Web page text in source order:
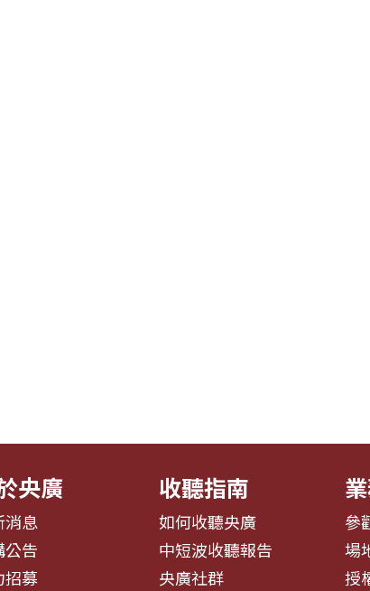
央廣
消息
公告
招募
收聽指南
如何收聽央廣
中短波收聽報告
央廣社群
參
場
授